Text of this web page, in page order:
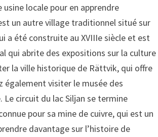
locale pour en apprendre
un autre village traditionnel situé sur
a été construite au XVIIIe siècle et est
qui abrite des expositions sur la culture
la ville historique de Rättvik, qui offre
également visiter le musée des
Le circuit du lac Siljan se termine
pour sa mine de cuivre, qui est un
davantage sur l’histoire de